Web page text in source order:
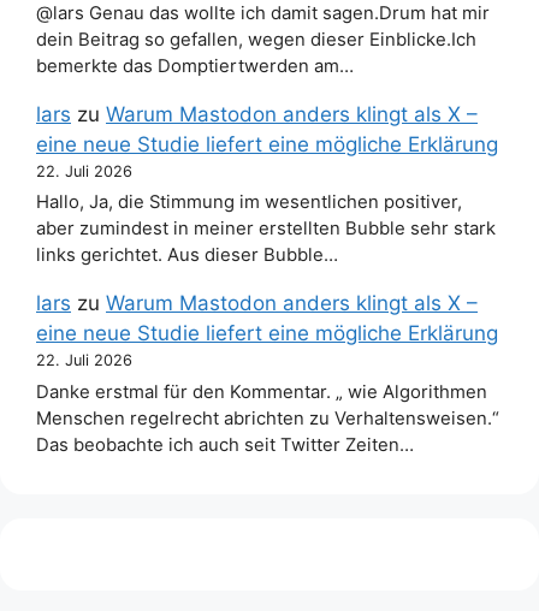
@lars Genau das wollte ich damit sagen.Drum hat mir
dein Beitrag so gefallen, wegen dieser Einblicke.Ich
bemerkte das Domptiertwerden am…
lars zu Warum Mastodon anders klingt als X –
eine neue Studie liefert eine mögliche Erklärung
22. Juli 2026
Hallo, Ja, die Stimmung im wesentlichen positiver,
aber zumindest in meiner erstellten Bubble sehr stark
links gerichtet. Aus dieser Bubble…
lars zu Warum Mastodon anders klingt als X –
eine neue Studie liefert eine mögliche Erklärung
22. Juli 2026
Danke erstmal für den Kommentar. „ wie Algorithmen
Menschen regelrecht abrichten zu Verhaltensweisen.“
Das beobachte ich auch seit Twitter Zeiten…